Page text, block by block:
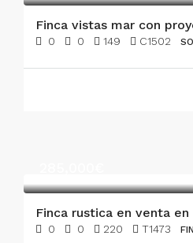
0 0 149 C1502
Finca rustica en venta
0 0 220 T1473